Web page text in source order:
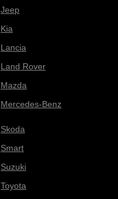
Jeep
Kia
Lancia
Land Rover
Mazda
Mercedes-Benz
Skoda
Smart
Suzuki
Toyota